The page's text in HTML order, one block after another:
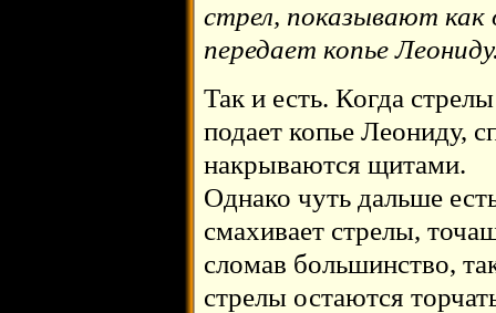
стрел, показывают как
передает копье
Так и есть. Когда
подает копье Леониду,
накрываются щитами.
Однако чуть дальше
смахивает стрелы,
сломав большинство,
стрелы остаются